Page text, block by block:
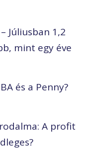
Júliusban 1,2
mint egy éve
és a Penny?
A profit